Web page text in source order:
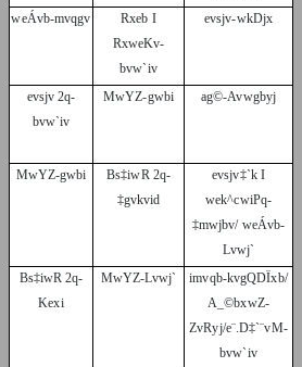
weÁvb-mvqgv
Rxeb I
RxweKv-
bvw`iv
evsjv-wkDjx
evsjv 2q-
bvw`iv
MwYZ-gwbi ag©-Avwgbyj
MwYZ-gwbi
Bs‡iwR 2q-
‡gvkvid
evsjv‡`k I
wek^cwiPq-
‡mwjbv/ weÁvb-
Lvwj`
Bs‡iwR 2q-
Kexi
MwYZ-Lvwj`
imvqb-kvgQDÏxb/
A_©bxwZ-
ZvRyj/e¨.D‡`¨vM-
bvw`iv